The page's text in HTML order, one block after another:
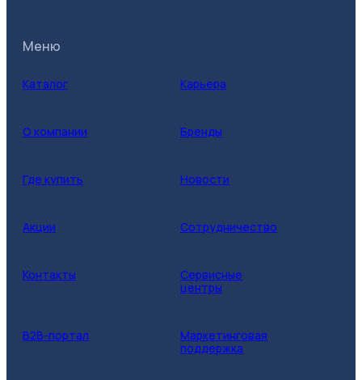
Меню
Каталог Карьера
О компании Бренды
Где купить Новости
Акции Сотрудничество
Контакты
Сервисные
центры
B2B-портал
Маркетинговая
поддержка